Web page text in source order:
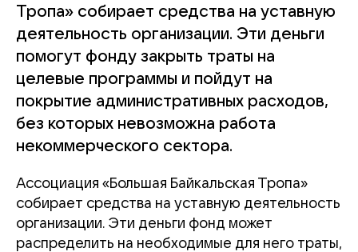
Тропа» собирает средства на уставную
деятельность организации. Эти деньги
помогут фонду закрыть траты на
целевые программы и пойдут на
покрытие административных расходов,
без которых невозможна работа
некоммерческого сектора.
Ассоциация «Большая Байкальская Тропа»
собирает средства на уставную деятельность
организации. Эти деньги фонд может
распределить на необходимые для него траты,